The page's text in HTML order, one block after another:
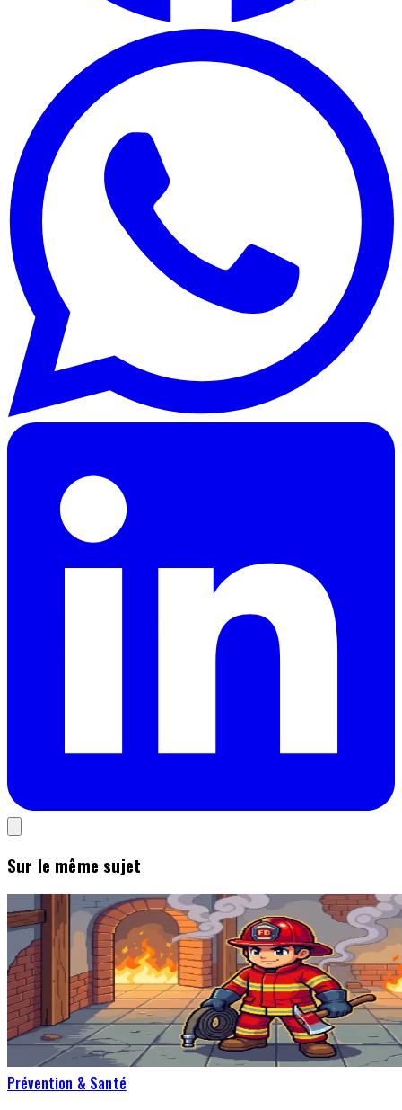
Sur le même sujet
Prévention & Santé